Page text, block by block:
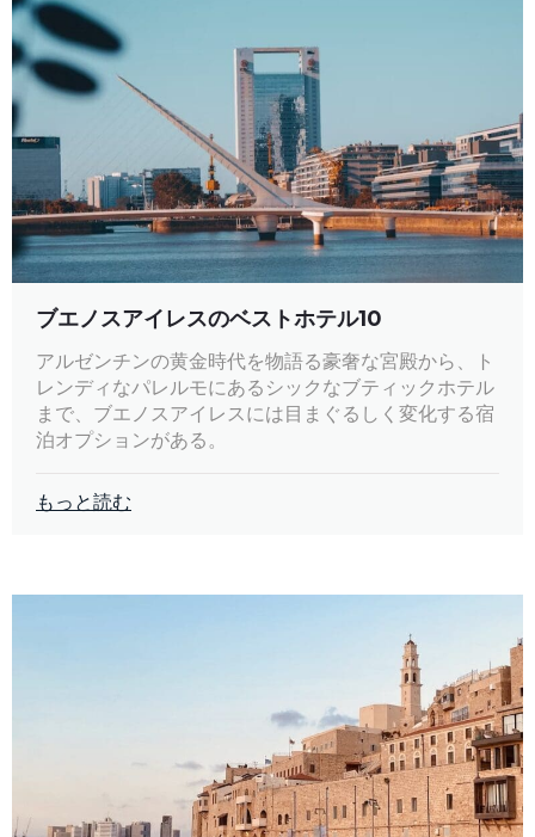
ブエノスアイレスのベストホテル10
アルゼンチンの黄金時代を物語る豪奢な宮殿から、ト
レンディなパレルモにあるシックなブティックホテル
まで、ブエノスアイレスには目まぐるしく変化する宿
泊オプションがある。
もっと読む